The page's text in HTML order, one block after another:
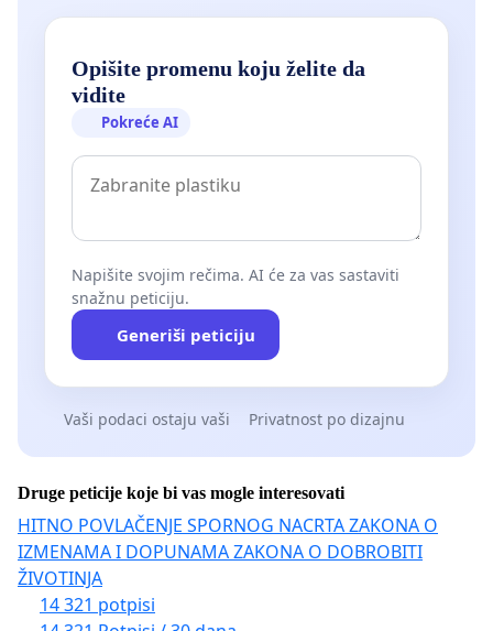
Opišite promenu koju želite da
vidite
Pokreće AI
Napišite svojim rečima. AI će za vas sastaviti
snažnu peticiju.
Generiši peticiju
Vaši podaci ostaju vaši Privatnost po dizajnu
Druge peticije koje bi vas mogle interesovati
HITNO POVLAČENJE SPORNOG NACRTA ZAKONA O
IZMENAMA I DOPUNAMA ZAKONA O DOBROBITI
ŽIVOTINJA
14 321 potpisi